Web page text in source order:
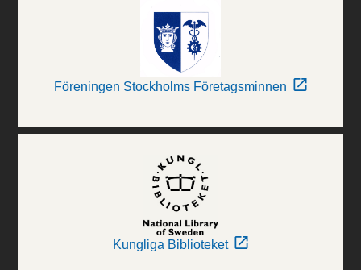
Föreningen Stockholms Företagsminnen
Kungliga Biblioteket